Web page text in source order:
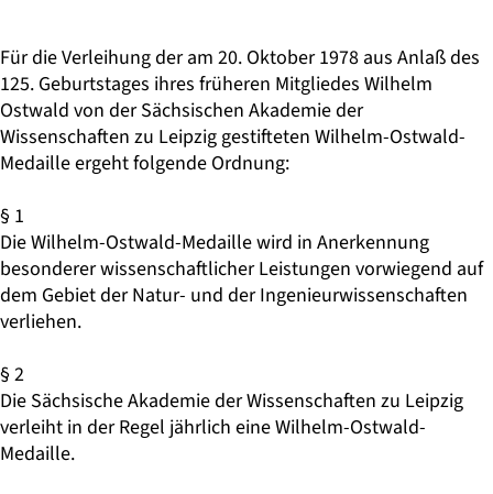
Für die Verleihung der am 20. Oktober 1978 aus Anlaß des
125. Geburtstages ihres früheren Mitgliedes Wilhelm
Ostwald von der Sächsischen Akademie der
Wissenschaften zu Leipzig gestifteten Wilhelm-Ostwald-
Medaille ergeht folgende Ordnung:
§ 1
Die Wilhelm-Ostwald-Medaille wird in Anerkennung
besonderer wissenschaftlicher Leistungen vorwiegend auf
dem Gebiet der Natur- und der Ingenieurwissenschaften
verliehen.
§ 2
Die Sächsische Akademie der Wissenschaften zu Leipzig
verleiht in der Regel jährlich eine Wilhelm-Ostwald-
Medaille.